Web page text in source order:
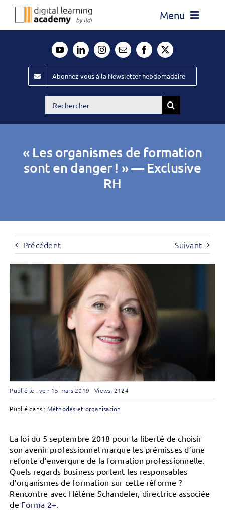
Passer
Menu
Évènements ILDI
Offres d’emploi
Publiez
Abonnez-vous à la Newsletter hebdomadaire
Rechercher:
« Les organismes de formation
sont en danger ! » — Exclusive
RH
Précédent Suivant
Publié le : ven 15 mars 2019 Views: 2124
Publié dans : Méthodes et organisation
La loi du 5 septembre 2018 pour la liberté de choisir
son avenir professionnel marque les prémisses d’une
refonte d’envergure de la formation professionnelle.
Quels regards business portent les responsables
d’organismes de formation sur cette réforme ?
Rencontre avec Hélène Schandeler, directrice associée
de Forma 2+.